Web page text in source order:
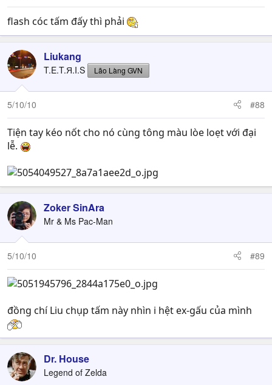
flash cóc tấm đấy thì phải
Liukang
T.E.T.Я.I.S Lão Làng GVN
5/10/10 #88
Tiện tay kéo nốt cho nó cùng tông màu lòe loẹt với đại
lễ.
Zoker SinAra
Mr & Ms Pac-Man
5/10/10 #89
đồng chí Liu chụp tấm này nhìn i hệt ex-gấu của mình
Dr. House
Legend of Zelda